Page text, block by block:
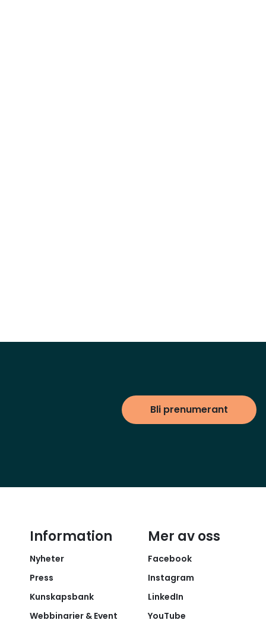
Bli prenumerant
Information
Nyheter
Press
Kunskapsbank
Webbinarier & Event
Mer av oss
Facebook
Instagram
LinkedIn
YouTube